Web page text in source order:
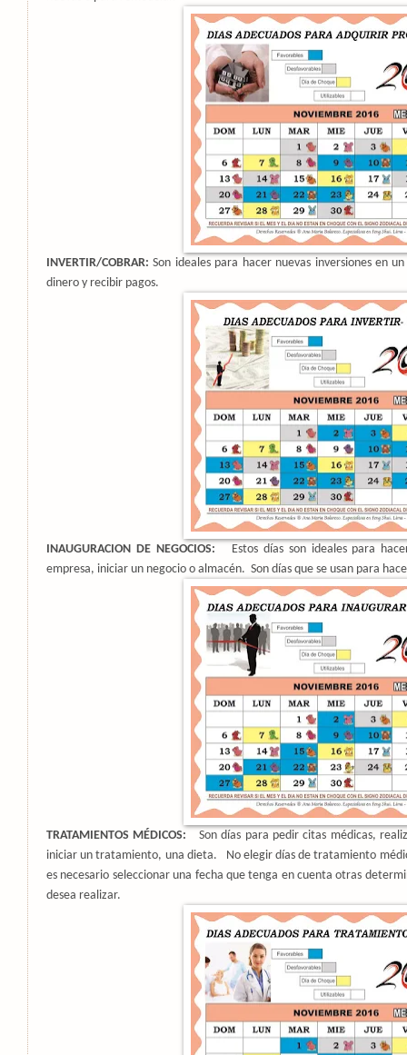
INVERTIR/COBRAR: Son ideales para hacer nuevas inversiones en
dinero y recibir pagos.
INAUGURACION DE NEGOCIOS:
Estos días son ideales para
empresa, iniciar un negocio o almacén. Son días que se usan para
TRATAMIENTOS MÉDICOS:
Son días para pedir citas médicas,
iniciar un tratamiento, una dieta.
No elegir días de tratamiento
es necesario seleccionar una fecha que tenga en cuenta otras
desea realizar.